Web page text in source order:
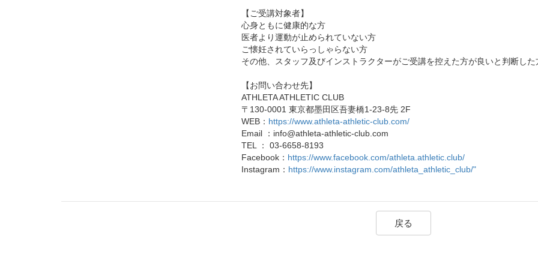
【ご受講対象者】
心身ともに健康的な方
医者より運動が止められていない方
ご懐妊されていらっしゃらない方
その他、スタッフ及びインストラクターがご受講を控えた方が良いと判断した
【お問い合わせ先】
ATHLETA ATHLETIC CLUB
〒130-0001 東京都墨田区吾妻橋1-23-8先 2F
WEB： https://www.athleta-athletic-club.com/
Email ：info@athleta-athletic-club.com
TEL ： 03-6658-8193
Facebook： https://www.facebook.com/athleta.athletic.club/
Instagram： https://www.instagram.com/athleta_athletic_club/"
戻る